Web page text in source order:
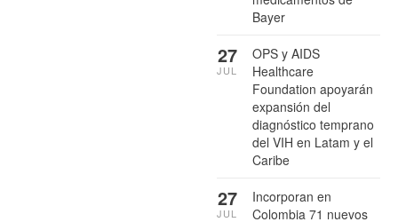
Bayer
OPS y AIDS
Healthcare
Foundation apoyarán
expansión del
diagnóstico temprano
del VIH en Latam y el
Caribe
27
JUL
Incorporan en
Colombia 71 nuevos
27
JUL